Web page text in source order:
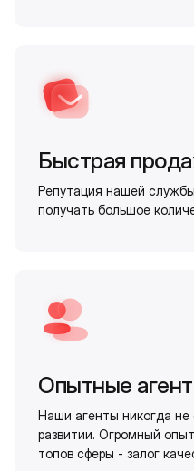
Быстрая
Репутация нашей
получать большое
Опытные
Наши агенты никогда не
развитии. Огромный
топов сферы - залог